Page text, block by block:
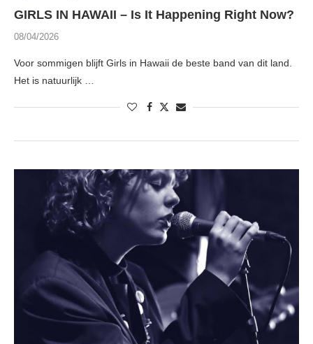
GIRLS IN HAWAII – Is It Happening Right Now?
08/04/2026
Voor sommigen blijft Girls in Hawaii de beste band van dit land.
Het is natuurlijk …